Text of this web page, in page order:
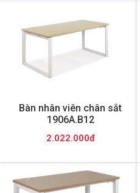
Bàn nhân viên chân sắt
1906A.B12
2.022.000đ